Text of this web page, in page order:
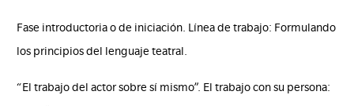
Fase introductoria o de iniciación. Línea de trabajo: Formulando
los principios del lenguaje teatral.
“El trabajo del actor sobre sí mismo”. El trabajo con su persona: